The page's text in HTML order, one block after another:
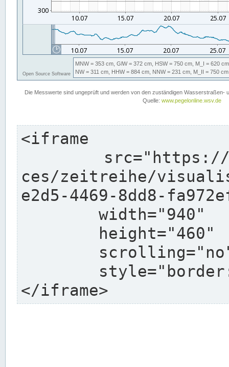
<iframe
ces/zeitreihe/
e2d5-4469-8dd8-
</iframe>